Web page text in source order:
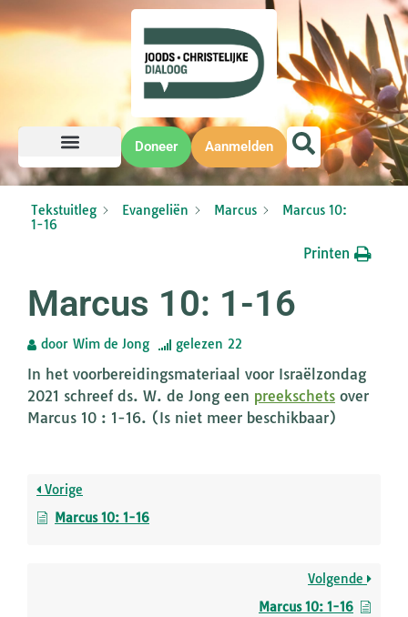
Doneer Aanmelden
Tekstuitleg Evangeliën Marcus
Marcus 10:
1-16
Printen
Marcus 10: 1-16
door Wim de Jong gelezen 22
In het voorbereidingsmateriaal voor Israëlzondag
2021 schreef ds. W. de Jong een preekschets over
Marcus 10 : 1-16. (Is niet meer beschikbaar)
Vorige
Marcus 10: 1-16
Volgende
Marcus 10: 1-16